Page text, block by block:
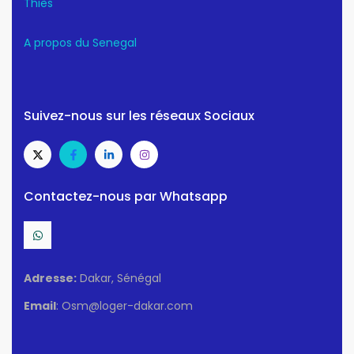
Thiès
A propos du Senegal
Suivez-nous sur les réseaux Sociaux
Contactez-nous par Whatsapp
Adresse: Dakar, Sénégal
Email: Osm@loger-dakar.com